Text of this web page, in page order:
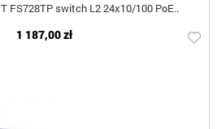
FS728TP switch L2 24x10/100 PoE..
1 187,00 zł